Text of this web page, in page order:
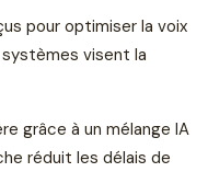
pour optimiser la voix
visent la
grâce à un mélange IA
réduit les délais de